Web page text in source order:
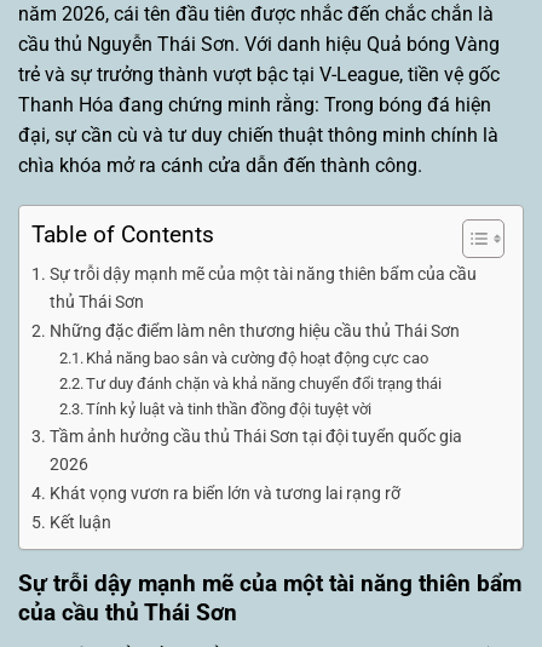
năm 2026, cái tên đầu tiên được nhắc đến chắc chắn là
cầu thủ Nguyễn Thái Sơn. Với danh hiệu Quả bóng Vàng
trẻ và sự trưởng thành vượt bậc tại V-League, tiền vệ gốc
Thanh Hóa đang chứng minh rằng: Trong bóng đá hiện
đại, sự cần cù và tư duy chiến thuật thông minh chính là
chìa khóa mở ra cánh cửa dẫn đến thành công.
Table of Contents
Sự trỗi dậy mạnh mẽ của một tài năng thiên bẩm của cầu
thủ Thái Sơn
Những đặc điểm làm nên thương hiệu cầu thủ Thái Sơn
Khả năng bao sân và cường độ hoạt động cực cao
Tư duy đánh chặn và khả năng chuyển đổi trạng thái
Tính kỷ luật và tinh thần đồng đội tuyệt vời
Tầm ảnh hưởng cầu thủ Thái Sơn tại đội tuyển quốc gia
2026
Khát vọng vươn ra biển lớn và tương lai rạng rỡ
Kết luận
Sự trỗi dậy mạnh mẽ của một tài năng thiên bẩm
của cầu thủ Thái Sơn